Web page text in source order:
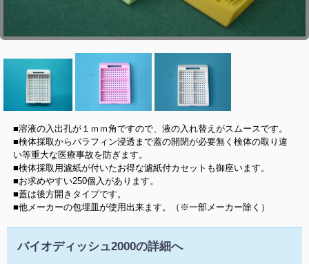
■溶液の入出孔が１ｍｍ角ですので、液の入れ替えがスムースです。
■検体採取からパラフィン浸透まで蓋の開閉が必要無く検体の取り違
い等重大な医療事故を防ぎます。
■検体採取用濾紙が付いたお得な濾紙付カセットも御座います。
■お求めやすい250個入があります。
■蓋は後方開きタイプです。
■他メーカーの包埋皿が使用出来ます。（※一部メーカー除く）
バイオディッシュ2000の詳細へ